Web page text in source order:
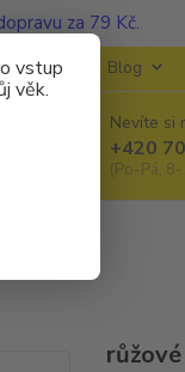
za 79 Kč.
vstup
věk.
vinařstvích Blog
Nevíte si
+420
(Po-Pá,